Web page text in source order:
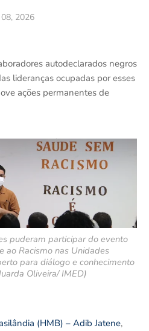
2026
autodeclarados negros
lideranças ocupadas por esses
ações permanentes de
puderam participar do evento
ao Racismo nas Unidades
para diálogo e conhecimento
Oliveira/ IMED)
(HMB) – Adib Jatene,